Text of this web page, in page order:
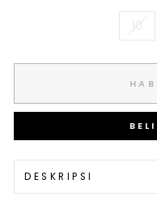
10
DESKRIPSI